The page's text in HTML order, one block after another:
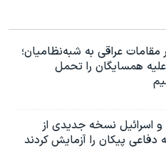
مقامات عراقی به شبه‌نظامیان؛
علیه همسایگان را تحمل
و اسرائیل نسخه جدیدی از
دفاعی پیکان را آزمایش کردند